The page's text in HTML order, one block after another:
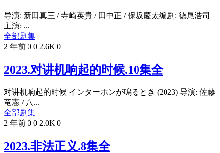
导演: 新田真三 / 寺崎英貴 / 田中正 / 保坂慶太编剧: 徳尾浩司
主演: ...
全部剧集
2 年前 0 0 2.6K 0
2023.对讲机响起的时候.10集全
对讲机响起的时候 インターホンが鳴るとき (2023) 导演: 佐藤
竜憲 / 八...
全部剧集
2 年前 0 0 2.0K 0
2023.非法正义.8集全